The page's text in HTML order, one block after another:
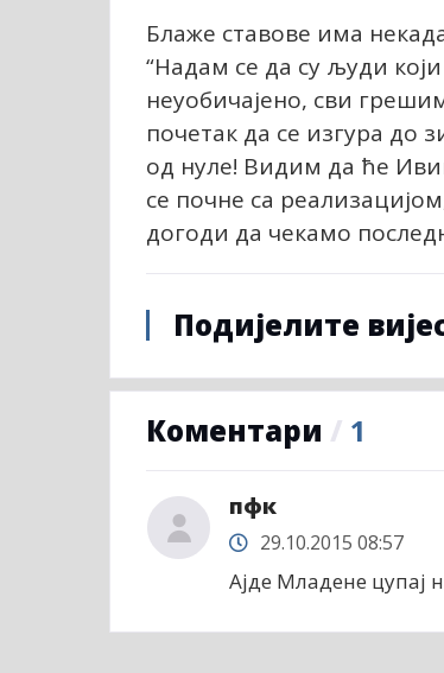
Блаже ставове има
“Надам се да су људи
неуобичајено, сви
почетак да се изгура до
од нуле! Видим да ће
се почне са
догоди да чекамо
Подијелите
Коментари / 1
пфк
29.10.2015 08:57
Ајде Младене цупај